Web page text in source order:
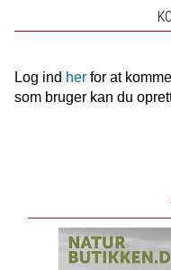
Log ind herfor at
som bruger kan du